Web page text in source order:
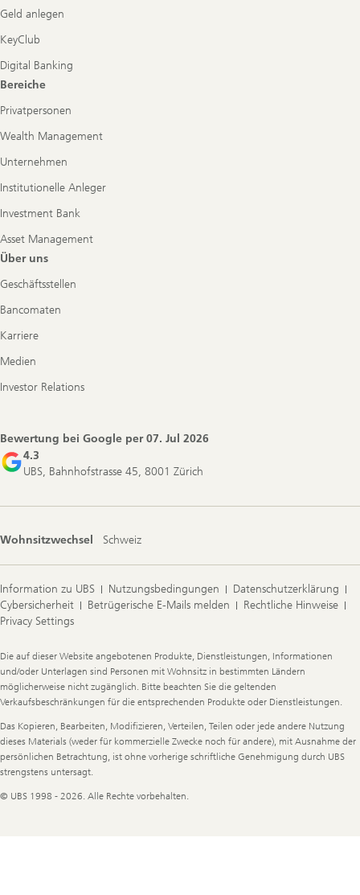
Geld anlegen
KeyClub
Digital Banking
Bereiche
Privatpersonen
Wealth Management
Unternehmen
Institutionelle Anleger
Investment Bank
Asset Management
Über uns
Geschäftsstellen
Bancomaten
Karriere
Medien
Investor Relations
Bewertung bei Google per07. Jul 2026
4.3
UBS, Bahnhofstrasse 45, 8001 Zürich
Wohnsitzwechsel Schweiz
Information zu UBS Nutzungsbedingungen
Datenschutzerklärung
Cybersicherheit
Betrügerische E-Mails melden
Rechtliche Hinweise
Privacy Settings
Legal
Information
Die auf dieser Website angebotenen Produkte, Dienstleistungen, Informationen
und/oder Unterlagen sind Personen mit Wohnsitz in bestimmten Ländern
möglicherweise nicht zugänglich. Bitte beachten Sie die geltenden
Verkaufsbeschränkungen für die entsprechenden Produkte oder Dienstleistungen.
Das Kopieren, Bearbeiten, Modifizieren, Verteilen, Teilen oder jede andere Nutzung
dieses Materials (weder für kommerzielle Zwecke noch für andere), mit Ausnahme der
persönlichen Betrachtung, ist ohne vorherige schriftliche Genehmigung durch UBS
strengstens untersagt.
© UBS 1998 - 2026. Alle Rechte vorbehalten.